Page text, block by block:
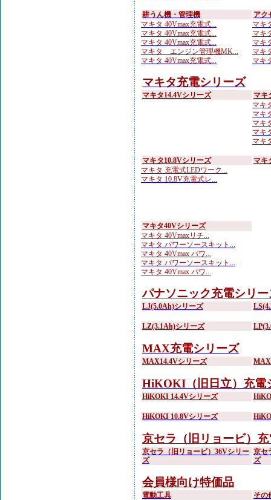
耕うん機・管理機
マキタ 40Vmax充電式...
マキタ 40Vmax充電式...
マキタ 40Vmax充電式...
マキタ エンジン管理機MK...
マキタ 40Vmax充電式...
アク
マキ
マキ
マキ
マキ
マキ
マキタ充電シリーズ
マキタ14.4Vシリーズ
マキ
マキ
マキ
マキ
マキ
マキ
マキタ10.8Vシリーズ
マキタ 充電式LEDワーク...
マキタ 10.8V充電式レ...
マキ
マキタ40Vシリーズ
マキタ 40Vmaxリチ...
マキタ パワーソースキット...
マキタ 40Vmax パワ...
マキタ パワーソースキット...
マキタ 40Vmax パワ...
パナソニック充電シリー
LJ(5.0Ah)シリーズ
LZ(3.1Ah)シリーズ
MAX充電シリーズ
MAX14.4Vシリーズ
HiKOKI（旧日立）充電
HiKOKI 14.4Vシリーズ
HiKOKI 10.8Vシリーズ
京セラ（旧リョービ）
京セラ（旧リョービ）36Vシリー
ズ
京セ
ズ
会員様向け特価品
電動工具 その